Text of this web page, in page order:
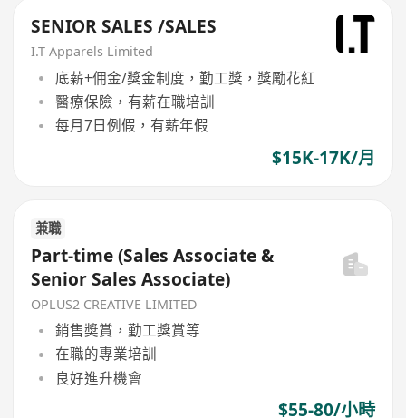
SENIOR SALES /SALES
I.T Apparels Limited
底薪+佣金/獎金制度，勤工獎，獎勵花紅
醫療保險，有薪在職培訓
每月7日例假，有薪年假
$15K-17K/月
兼職
Part-time (Sales Associate &
Senior Sales Associate)
OPLUS2 CREATIVE LIMITED
銷售奬賞，勤工獎賞等
在職的專業培訓
良好進升機會
$55-80/小時